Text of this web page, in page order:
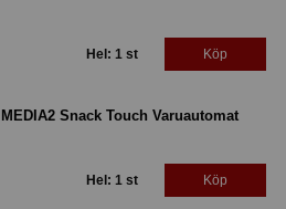
Hel: 1 st Köp
Snack Touch Varuautomat
Hel: 1 st Köp